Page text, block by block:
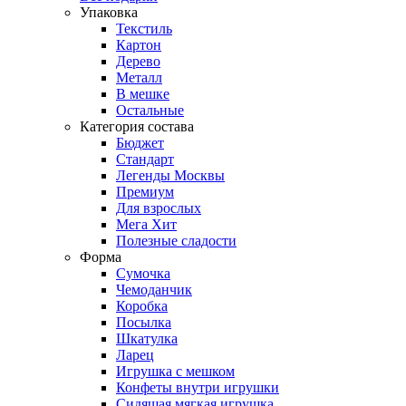
Упаковка
Текстиль
Картон
Дерево
Металл
В мешке
Остальные
Категория состава
Бюджет
Стандарт
Легенды Москвы
Премиум
Для взрослых
Мега Хит
Полезные сладости
Форма
Сумочка
Чемоданчик
Коробка
Посылка
Шкатулка
Ларец
Игрушка с мешком
Конфеты внутри игрушки